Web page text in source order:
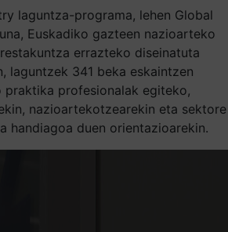
laguntza-programa, lehen Global
Euskadiko gazteen nazioarteko
errazteko diseinatuta
laguntzek 341 beka eskaintzen
profesionalak egiteko,
nazioartekotzearekin eta sektore
handiagoa duen orientazioarekin.